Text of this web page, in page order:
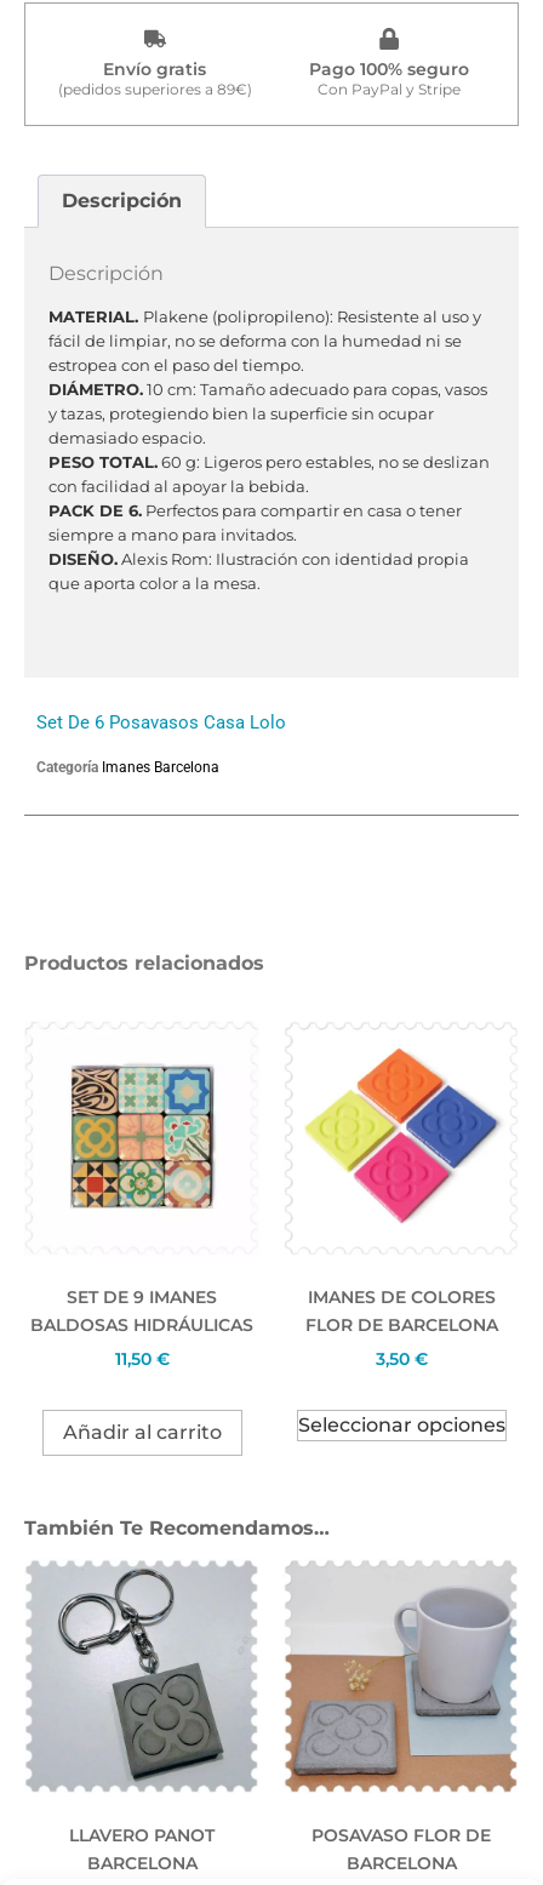
Envío gratis
(pedidos superiores a 89€)
Pago 100% seguro
Con PayPal y Stripe
Productos relacionados
SET DE 9 IMANES
BALDOSAS HIDRÁULICAS
11,50 €
Añadir al carrito
IMANES DE COLORES
FLOR DE BARCELONA
3,50 €
Seleccionar opciones
También Te Recomendamos…
LLAVERO PANOT
BARCELONA
POSAVASO FLOR DE
BARCELONA
Descripción
Descripción
MATERIAL. Plakene (polipropileno): Resistente al uso y
fácil de limpiar, no se deforma con la humedad ni se
estropea con el paso del tiempo.
DIÁMETRO.10 cm: Tamaño adecuado para copas, vasos
y tazas, protegiendo bien la superficie sin ocupar
demasiado espacio.
PESO TOTAL.60 g: Ligeros pero estables, no se deslizan
con facilidad al apoyar la bebida.
PACK DE 6. Perfectos para compartir en casa o tener
siempre a mano para invitados.
DISEÑO.Alexis Rom: Ilustración con identidad propia
que aporta color a la mesa.
Set De 6 Posavasos Casa Lolo
Categoría Imanes Barcelona